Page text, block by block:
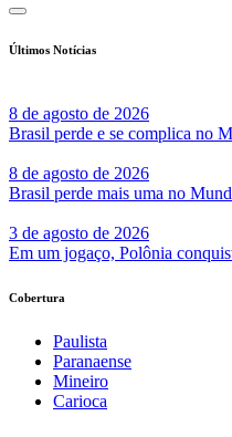
Últimos Notícias
8 de agosto de 2026
Brasil perde e se complica no
8 de agosto de 2026
Brasil perde mais uma no
3 de agosto de 2026
Em um jogaço, Polônia
Cobertura
Paulista
Paranaense
Mineiro
Carioca